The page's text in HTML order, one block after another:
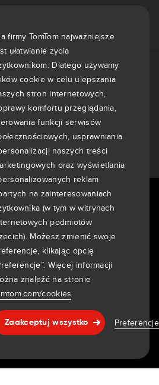
Pomoc & wsparcie
prasowe
firmy TomTom najważniejsze
ułatwianie życia
Dlatego używamy
cookie w celu ulepszania
stron internetowych,
komfortu przeglądania,
funkcji serwisów
usprawniania
naszych treści
oraz wyświetlania
reklam
na zainteresowaniach
(w tym w witrynach
podmiotów
Możesz zmienić swoje
klikając opcję
Więcej informacji
znaleźć na stronie
cookies
Zaakceptuj wszystko Preferencje